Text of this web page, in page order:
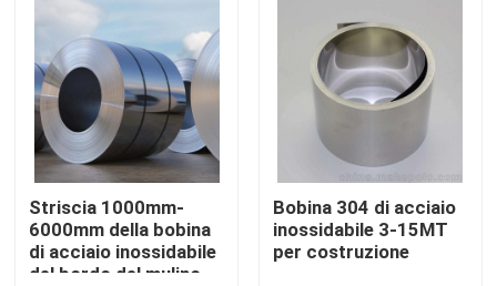
Piatto dello strato di acciaio inossidabile
Piatto dello strato di acciaio al carbonio
Piatto galvanizzato della lamiera di acciaio
Piatto di rame dello strato
Striscia 1000mm-
6000mm della bobina
di acciaio inossidabile
del bordo del mulino
Bobina 304 di acciaio
inossidabile 3-15MT
per costruzione